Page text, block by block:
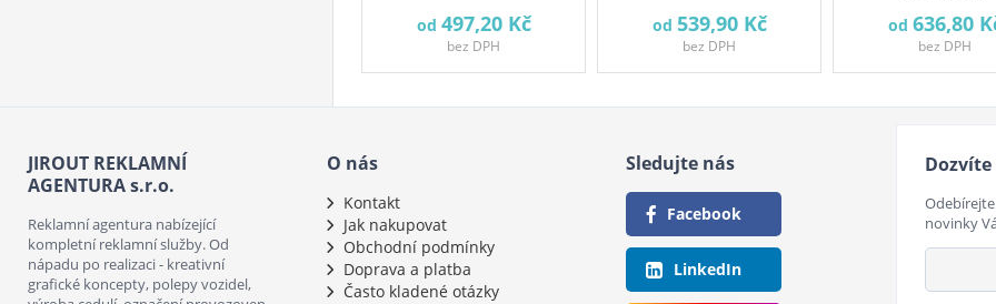
od 497,20 Kč
bez DPH
od 539,90 Kč
bez DPH
od 636,80
bez DPH
JIROUT REKLAMNÍ
AGENTURA s.r.o.
Reklamní agentura nabízející
kompletní reklamní služby. Od
nápadu po realizaci - kreativní
grafické koncepty, polepy vozidel,
O nás
Kontakt
Jak nakupovat
Obchodní podmínky
Doprava a platba
Často kladené otázky
Sledujte nás
Facebook
LinkedIn
novinky